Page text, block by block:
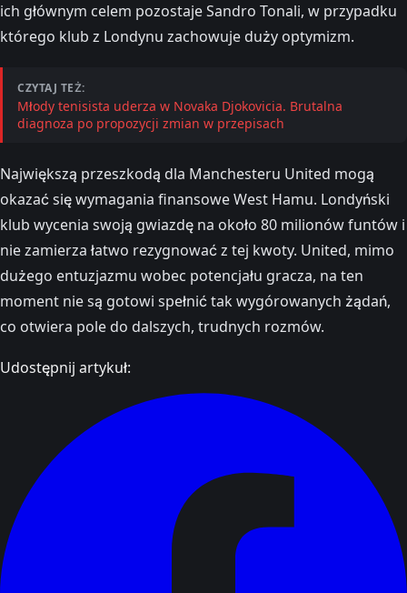
ich głównym celem pozostaje Sandro Tonali, w przypadku
którego klub z Londynu zachowuje duży optymizm.
CZYTAJ TEŻ:
Młody tenisista uderza w Novaka Djokovicia. Brutalna
diagnoza po propozycji zmian w przepisach
Największą przeszkodą dla Manchesteru United mogą
okazać się wymagania finansowe West Hamu. Londyński
klub wycenia swoją gwiazdę na około 80 milionów funtów i
nie zamierza łatwo rezygnować z tej kwoty. United, mimo
dużego entuzjazmu wobec potencjału gracza, na ten
moment nie są gotowi spełnić tak wygórowanych żądań,
co otwiera pole do dalszych, trudnych rozmów.
Udostępnij artykuł: